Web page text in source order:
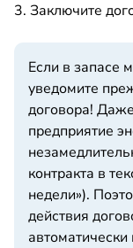
3. Заключите
Если в запасе
уведомите
договора!
предприятие
контракта в
недели»).
действия